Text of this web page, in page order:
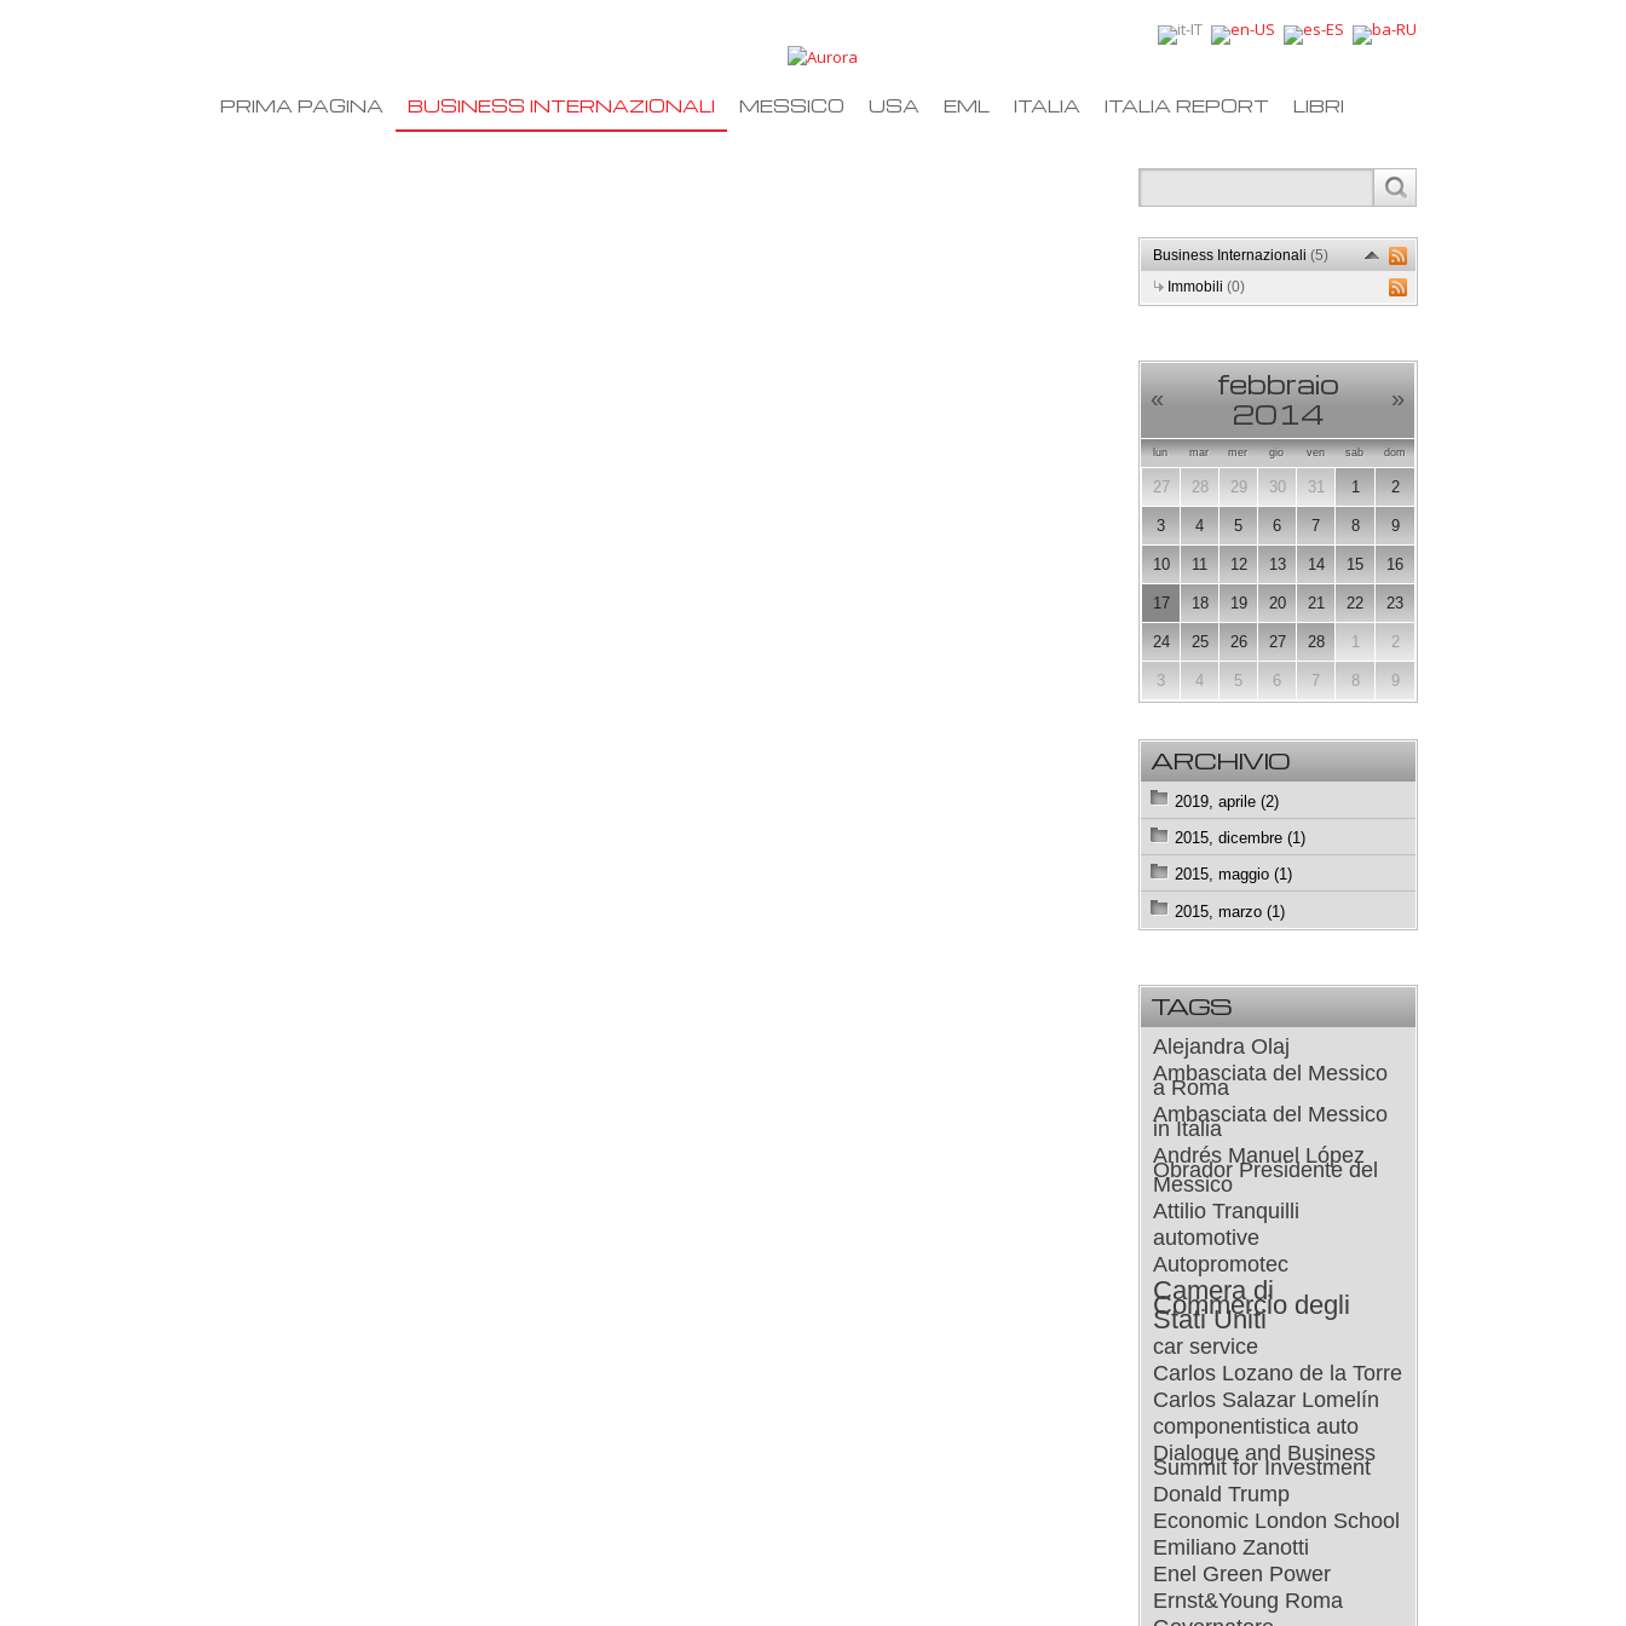
PRIMA PAGINA BUSINESS INTERNAZIONALI MESSICO USA EML ITALIA ITALIA REPORT LIBRI
Business Internazionali(5)
Immobili(0)
«
febbraio
2014
»
lun mar mer gio ven sab dom
27 28 29 30 31 1 2
3 4 5 6 7 8 9
10 11 12 13 14 15 16
17 18 19 20 21 22 23
24 25 26 27 28 1 2
3 4 5 6 7 8 9
ARCHIVIO
2019, aprile (2)
2015, dicembre (1)
2015, maggio (1)
2015, marzo (1)
TAGS
Alejandra Olaj
Ambasciata del Messico
a Roma
Ambasciata del Messico
in Italia
Andrés Manuel López
Obrador Presidente del
Messico
Attilio Tranquilli
automotive
Autopromotec
Camera di
Commercio degli
Stati Uniti
car service
Carlos Lozano de la Torre
Carlos Salazar Lomelín
componentistica auto
Dialogue and Business
Summit for Investment
Donald Trump
Economic London School
Emiliano Zanotti
Enel Green Power
Ernst&Young Roma